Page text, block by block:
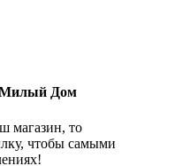
Милый Дом
магазин, то
чтобы самыми